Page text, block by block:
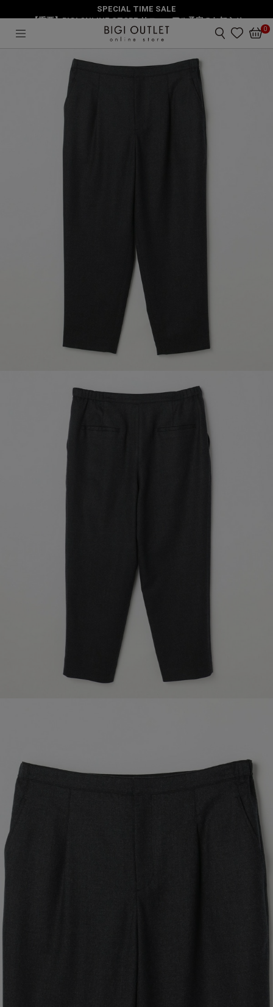
SPECIAL TIME SALE
【重要】BIGI ONLINE STORE リニューアル予定のお知らせ
0
パンツ
【大きいサイズ】ハイカウントサキソニーテーパードパンツ